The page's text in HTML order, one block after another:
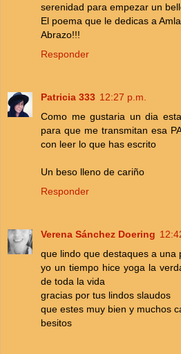
serenidad para empezar un
El poema que le dedicas a
Abrazo!!!
Responder
Patricia 333 12:27 p.m.
Como me gustaria un dia
para que me transmitan esa
con leer lo que has escrito
Un beso lleno de cariño
Responder
Verena Sánchez Doering
que lindo que destaques a una
yo un tiempo hice yoga la
de toda la vida
gracias por tus lindos slaudos
que estes muy bien y muchos
besitos